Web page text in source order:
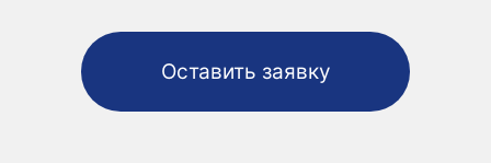
Оставить заявку